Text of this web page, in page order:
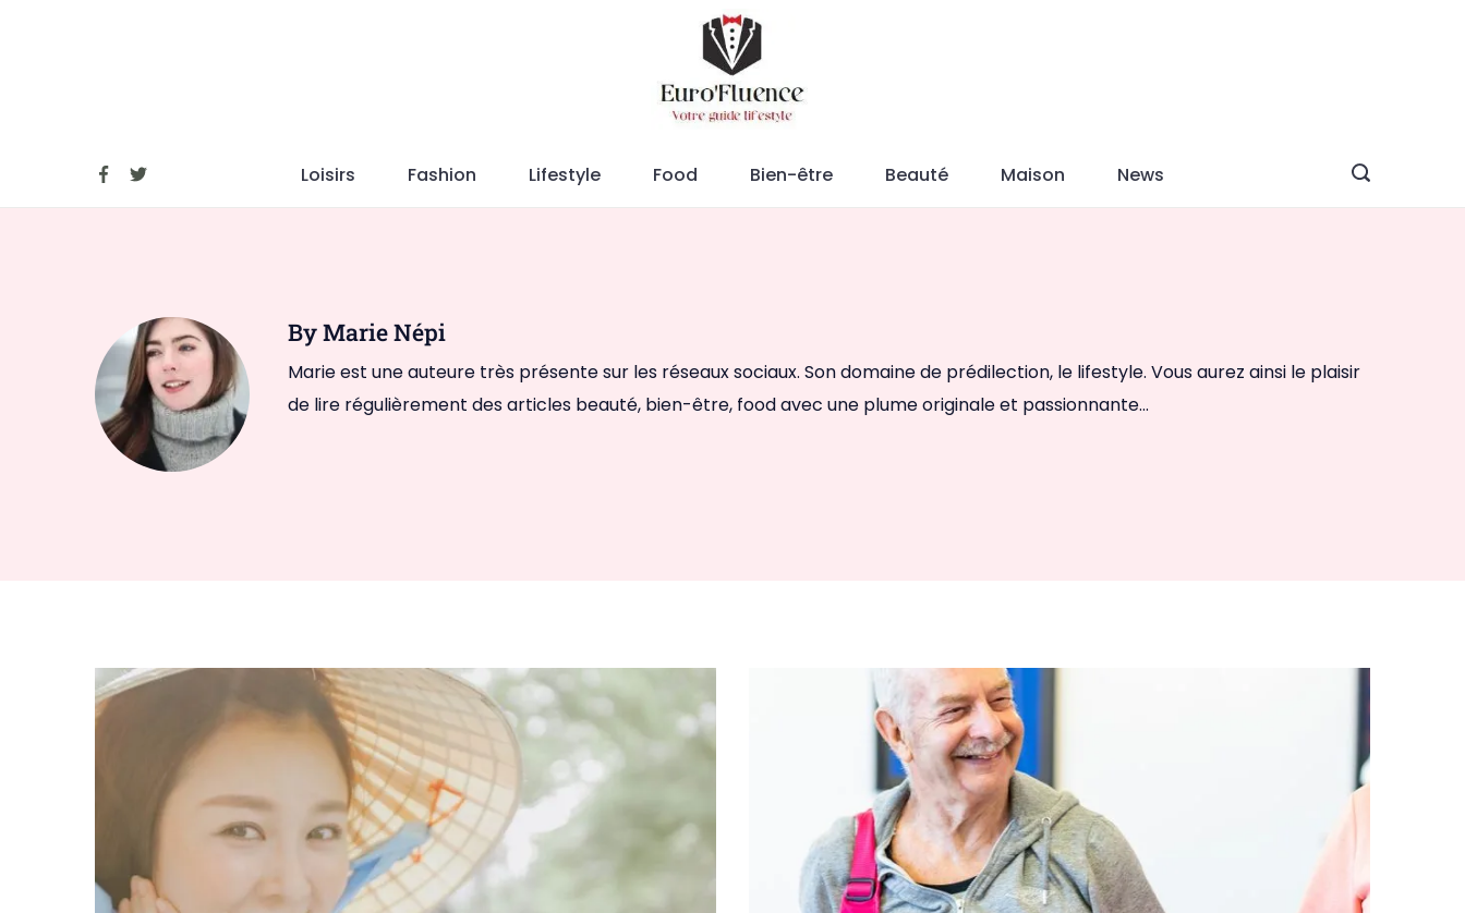
Magazine.
Loisirs Fashion Lifestyle Food Bien-être Beauté Maison News
By Marie Népi
Marie est une auteure très présente sur les réseaux sociaux. Son domaine de prédilection, le lifestyle. Vous aurez ainsi le plaisir
de lire régulièrement des articles beauté, bien-être, food avec une plume originale et passionnante...